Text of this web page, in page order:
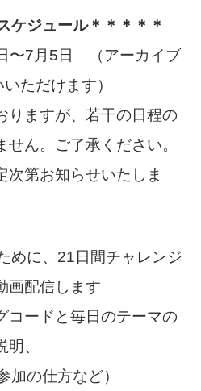
ケジュール＊＊＊＊＊
〜7月5日 （アーカイブ
ただけます）
りますが、若干の日程の
ん。ご了承ください。
次第お知らせいたしま
めに、21日間チャレンジ
画配信します
コードと毎日のテーマの
、
加の仕方など）